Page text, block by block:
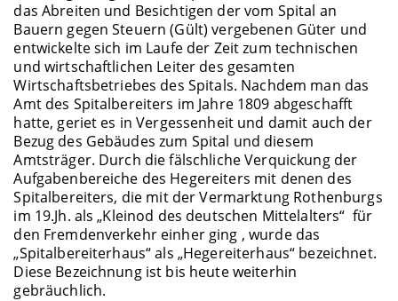
das Abreiten und Besichtigen der vom Spital an
Bauern gegen Steuern (Gült) vergebenen Güter und
entwickelte sich im Laufe der Zeit zum technischen
und wirtschaftlichen Leiter des gesamten
Wirtschaftsbetriebes des Spitals. Nachdem man das
Amt des Spitalbereiters im Jahre 1809 abgeschafft
hatte, geriet es in Vergessenheit und damit auch der
Bezug des Gebäudes zum Spital und diesem
Amtsträger. Durch die fälschliche Verquickung der
Aufgabenbereiche des Hegereiters mit denen des
Spitalbereiters, die mit der Vermarktung Rothenburgs
im 19.Jh. als „Kleinod des deutschen Mittelalters“ für
den Fremdenverkehr einher ging , wurde das
„Spitalbereiterhaus“ als „Hegereiterhaus“ bezeichnet.
Diese Bezeichnung ist bis heute weiterhin
gebräuchlich.